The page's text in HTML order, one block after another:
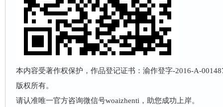
本内容受著作权保护，作品登记证书：渝作登字-2016-A-
版权所有。
请认准唯一官方咨询微信号woaizhenti，助您成功上岸。